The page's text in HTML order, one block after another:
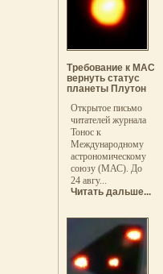
Требование к МАС
вернуть статус
планеты Плутон
Открытое письмо
читателей журнала
Тонос к
Международному
астрономическому
союзу (МАС). До
24 авгу...
Читать дальше...